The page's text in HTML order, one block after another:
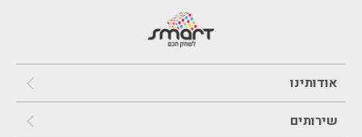
אודותינו
שירותים